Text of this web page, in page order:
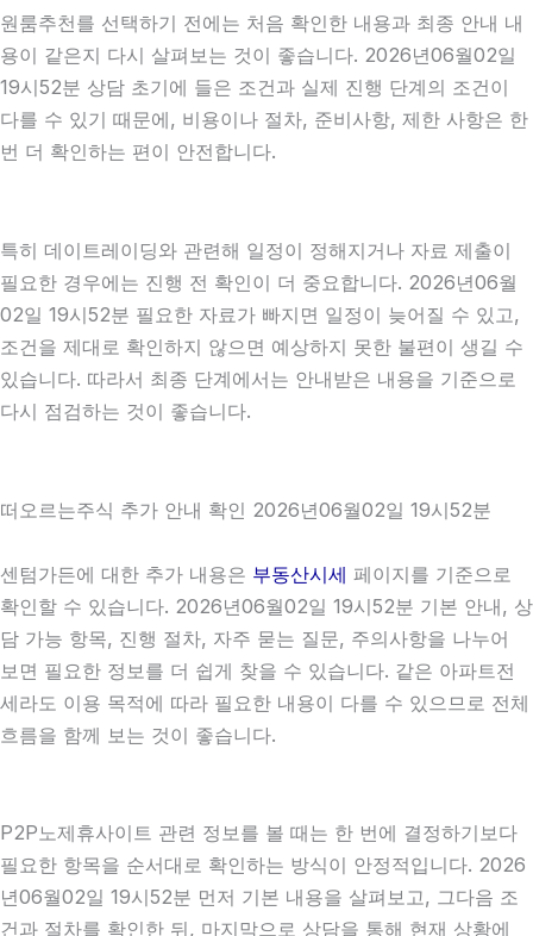
원룸추천를 선택하기 전에는 처음 확인한 내용과 최종 안내 내
용이 같은지 다시 살펴보는 것이 좋습니다. 2026년06월02일
19시52분 상담 초기에 들은 조건과 실제 진행 단계의 조건이
다를 수 있기 때문에, 비용이나 절차, 준비사항, 제한 사항은 한
번 더 확인하는 편이 안전합니다.
특히 데이트레이딩와 관련해 일정이 정해지거나 자료 제출이
필요한 경우에는 진행 전 확인이 더 중요합니다. 2026년06월
02일 19시52분 필요한 자료가 빠지면 일정이 늦어질 수 있고,
조건을 제대로 확인하지 않으면 예상하지 못한 불편이 생길 수
있습니다. 따라서 최종 단계에서는 안내받은 내용을 기준으로
다시 점검하는 것이 좋습니다.
떠오르는주식 추가 안내 확인 2026년06월02일 19시52분
센텀가든에 대한 추가 내용은 부동산시세 페이지를 기준으로
확인할 수 있습니다. 2026년06월02일 19시52분 기본 안내, 상
담 가능 항목, 진행 절차, 자주 묻는 질문, 주의사항을 나누어
보면 필요한 정보를 더 쉽게 찾을 수 있습니다. 같은 아파트전
세라도 이용 목적에 따라 필요한 내용이 다를 수 있으므로 전체
흐름을 함께 보는 것이 좋습니다.
P2P노제휴사이트 관련 정보를 볼 때는 한 번에 결정하기보다
필요한 항목을 순서대로 확인하는 방식이 안정적입니다. 2026
년06월02일 19시52분 먼저 기본 내용을 살펴보고, 그다음 조
건과 절차를 확인한 뒤, 마지막으로 상담을 통해 현재 상황에